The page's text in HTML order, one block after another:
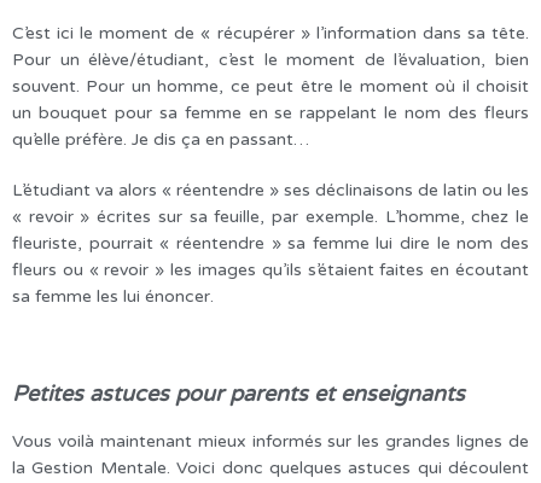
C’est ici le moment de « récupérer » l’information dans sa tête.
Pour un élève/étudiant, c’est le moment de l’évaluation, bien
souvent. Pour un homme, ce peut être le moment où il choisit
un bouquet pour sa femme en se rappelant le nom des fleurs
qu’elle préfère. Je dis ça en passant…
L’étudiant va alors « réentendre » ses déclinaisons de latin ou les
« revoir » écrites sur sa feuille, par exemple. L’homme, chez le
fleuriste, pourrait « réentendre » sa femme lui dire le nom des
fleurs ou « revoir » les images qu’ils s’étaient faites en écoutant
sa femme les lui énoncer.
Petites astuces pour parents et enseignants
Vous voilà maintenant mieux informés sur les grandes lignes de
la Gestion Mentale. Voici donc quelques astuces qui découlent